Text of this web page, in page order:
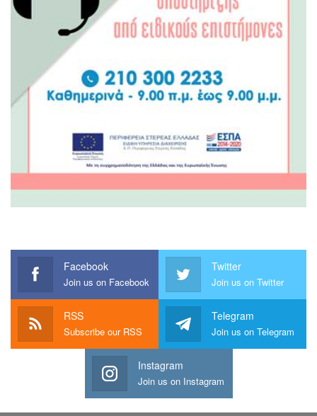
Facebook
Join us on Facebook
Twitter
Join us on Twitter
RSS
Subscribe our RSS
Telegram
Join us on Telegram
Instagram
Join us on Instagram